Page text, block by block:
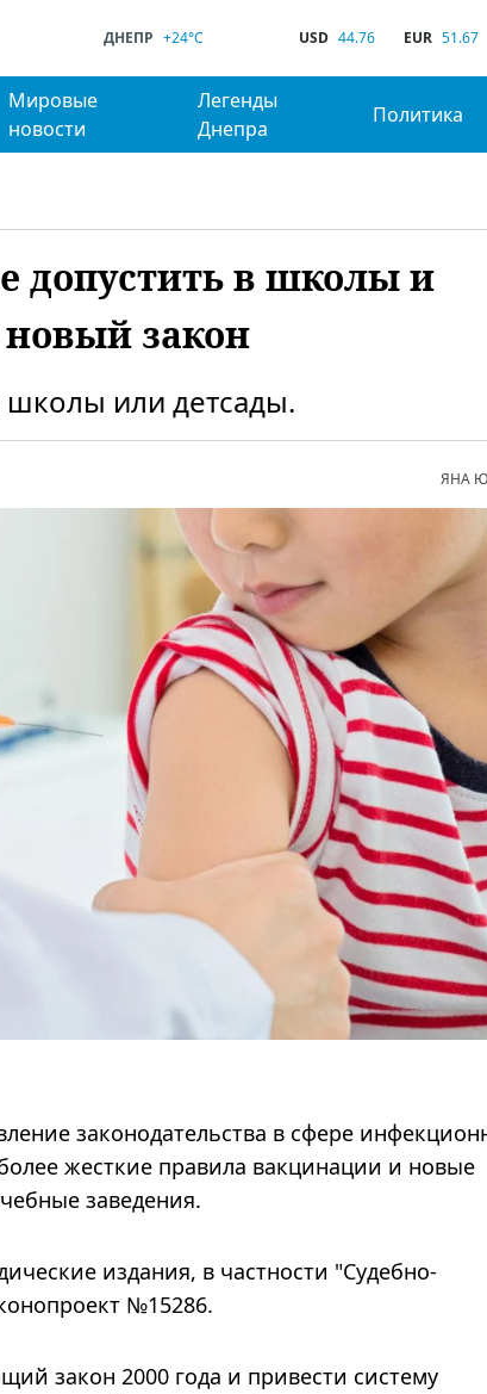
ДНЕПР +24°C USD 44.76 EUR 51.67
Мировые
новости
Легенды
Днепра
Политика
допустить в школы и
новый закон
школы или детсады.
ЯНА
законодательства в сфере
жесткие правила вакцинации и новые
заведения.
издания, в частности "Судебно-
№15286.
закон 2000 года и привести систему